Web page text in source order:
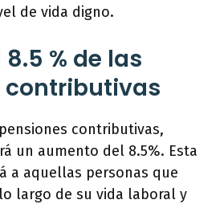
de vida digno.
% de las
contributivas
contributivas,
un aumento del 8.5%. Esta
a aquellas personas que
largo de su vida laboral y